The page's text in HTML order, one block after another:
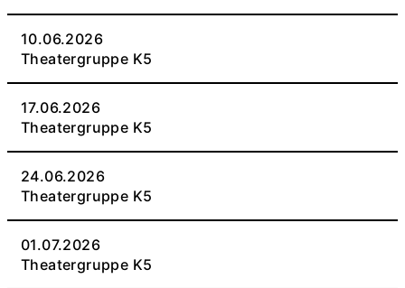
10.06.2026
Theatergruppe K5
17.06.2026
Theatergruppe K5
24.06.2026
Theatergruppe K5
01.07.2026
Theatergruppe K5